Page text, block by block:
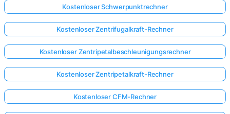
Kostenloser Schwerpunktrechner
Kostenloser Zentrifugalkraft-Rechner
Kostenloser Zentripetalbeschleunigungsrechner
Kostenloser Zentripetalkraft-Rechner
Kostenloser CFM-Rechner